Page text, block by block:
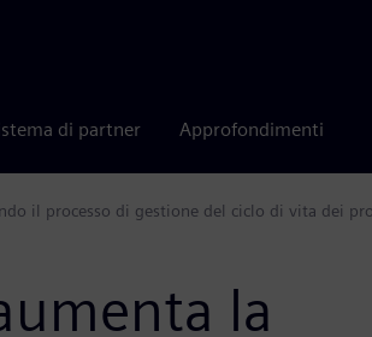
di partner Approfondimenti
il processo di gestione del ciclo di vita dei
la